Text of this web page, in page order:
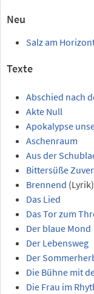
Neu
Salz am
Texte
Abschied nach
Akte Null
Apokalypse
Aschenraum
Aus der
Bittersüße
Brennend (Lyrik)
Das Lied
Das Tor zum
Der blaue Mond
Der Lebensweg
Der
Die Bühne mit
Die Frau im